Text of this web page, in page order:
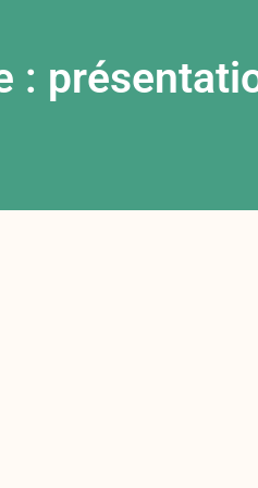
: